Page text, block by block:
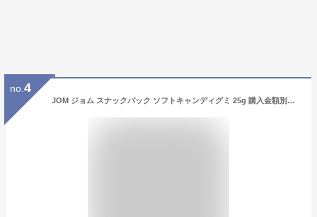
no. 4
JOM ジョム スナックパック ソフトキャンディグミ 25g 購入金額別特典あり 正規品 ヴィーガン グルテンフリー 素材 パームオイルフリー グミ スウェーデン